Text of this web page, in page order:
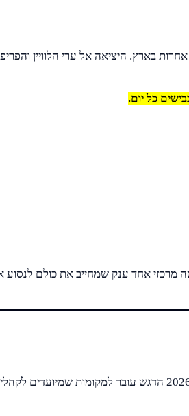
בארץ. היציאה אל ערי הלוויין
כל יום.
מרכזי אחד ענק שמחייב את כולם לנסוע
השוק הגיע לרמת בגרות שבה אי אפשר להציע רק שולחן ואינטרנט ולצפות